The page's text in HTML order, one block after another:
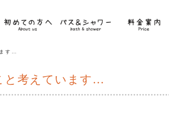
す…
と考えています…